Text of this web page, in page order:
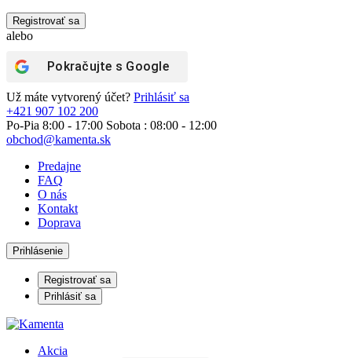
Registrovať sa
alebo
Pokračujte s Google
Už máte vytvorený účet? Prihlásiť sa
+421 907 102 200
Po-Pia 8:00 - 17:00 Sobota : 08:00 - 12:00
obchod@kamenta.sk
Predajne
FAQ
O nás
Kontakt
Doprava
Prihlásenie
Registrovať sa
Prihlásiť sa
Akcia